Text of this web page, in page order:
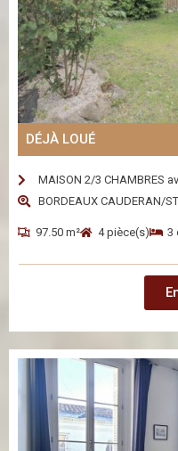
DÉJÀ LOUÉ
MAISON 2/3 CHAMBRES
BORDEAUX CAUDERAN/
97.50 m² 4 pièce(s) 3